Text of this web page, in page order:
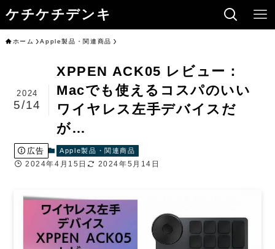
ケチケチデンキ
ホーム Apple製品・関連商品
XPPEN ACK05 レビュー：
Macでも使えるコスパのいい
ワイヤレス左手デバイスだ
が…
2024
5/14
広告 Apple製品・関連商品
2024年4月15日 2024年5月14日